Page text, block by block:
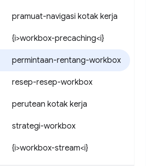
pramuat-navigasi kotak kerja
{i>workbox-precaching<i}
permintaan-rentang-workbox
resep-resep-workbox
perutean kotak kerja
strategi-workbox
{i>workbox-stream<i}